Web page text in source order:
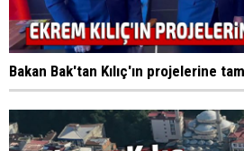
Bakan Bak'tan Kılıç'ın projelerine